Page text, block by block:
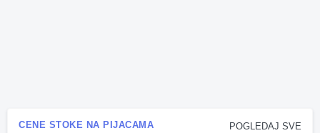
POGLEDAJ SVE
CENE STOKE NA PIJACAMA